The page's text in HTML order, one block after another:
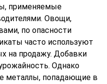
применяемые
Овощи,
по опасности
часто используют
на продажу. Добавки
Однако
металлы, попадающие в